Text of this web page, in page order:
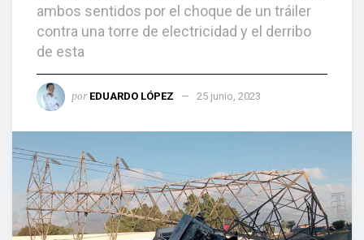
ambos sentidos por el choque de un tráiler
contra una torre de electricidad y el derribo
de esta
por EDUARDO LÓPEZ 25 junio, 2023